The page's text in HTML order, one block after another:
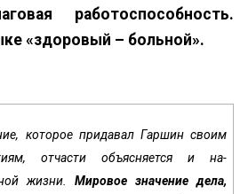
работоспособность.
«здоровый – больной».
которое придавал Гаршин своим
отчасти объясняется и на­
жизни. Мировое значение дела,